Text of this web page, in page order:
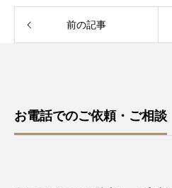
前の記事
お電話でのご依頼・ご相談